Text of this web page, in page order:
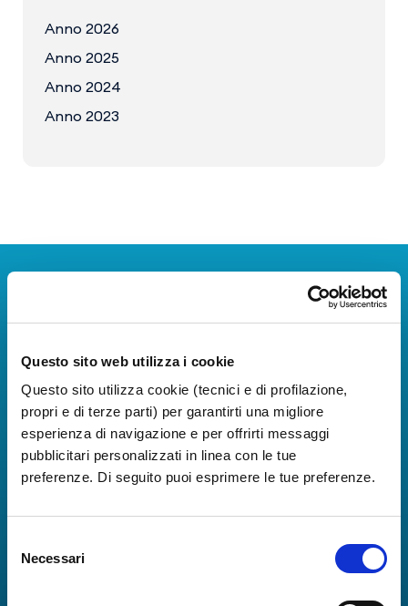
Questo sito web utilizza i cookie
Questo sito utilizza cookie (tecnici e di profilazione,
propri e di terze parti) per garantirti una migliore
esperienza di navigazione e per offrirti messaggi
pubblicitari personalizzati in linea con le tue
preferenze. Di seguito puoi esprimere le tue preferenze.
delNecessari
Anno 2026
Anno 2025
Anno 2024
Anno 2023
La Guida dei Servizi dell'Aeroporto Internazionale di
Informazioni in tempo reale sui voli, tutti i servizi e i
numeri utili per rendere la tua esperienza
all'Aeroporto di Napoli ancora più coinvolgente e
completa.